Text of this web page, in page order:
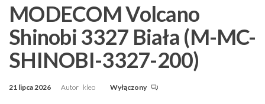
MODECOM Volcano
Shinobi 3327 Biała (M-MC-
SHINOBI-3327-200)
21 lipca 2026 Autor kleo Wyłączony